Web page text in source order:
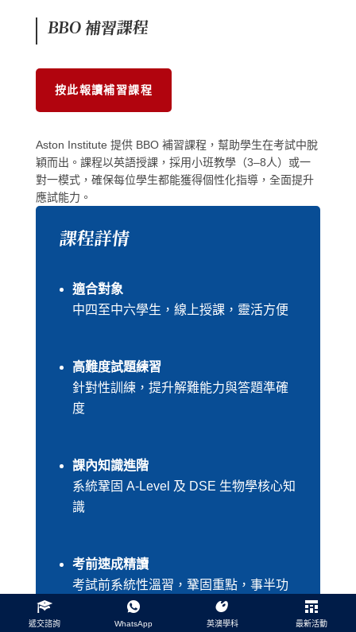
BBO 補習課程
按此報讀補習課程
Aston Institute 提供 BBO 補習課程，幫助學生在考試中脫
穎而出。課程以英語授課，採用小班教學（3–8人）或一
對一模式，確保每位學生都能獲得個性化指導，全面提升
應試能力。
課程詳情
適合對象
中四至中六學生，線上授課，靈活方便
高難度試題練習
針對性訓練，提升解難能力與答題準確
度
課內知識進階
系統鞏固 A-Level 及 DSE 生物學核心知
識
考前速成精讀
考試前系統性溫習，鞏固重點，事半功
遞交諮詢 WhatsApp 英澳學科 最新活動